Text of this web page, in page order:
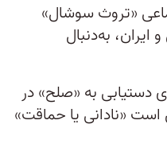
«تروث سوشال»
به‌دنبال
دستیابی به «صلح» در
«نادانی یا حماقت»